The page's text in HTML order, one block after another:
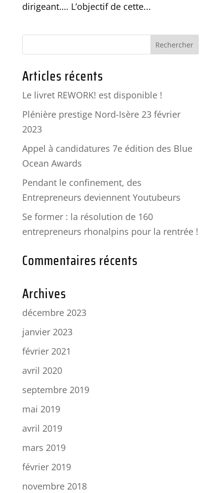
dirigeant…. L’objectif de cette...
Articles récents
Le livret REWORK! est disponible !
Plénière prestige Nord-Isère 23 février
2023
Appel à candidatures 7e édition des Blue
Ocean Awards
Pendant le confinement, des
Entrepreneurs deviennent Youtubeurs
Se former : la résolution de 160
entrepreneurs rhonalpins pour la rentrée !
Commentaires récents
Archives
décembre 2023
janvier 2023
février 2021
avril 2020
septembre 2019
mai 2019
avril 2019
mars 2019
février 2019
novembre 2018